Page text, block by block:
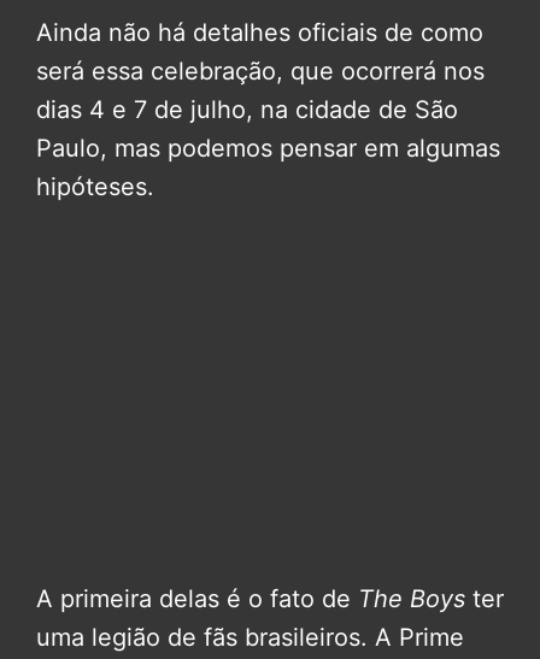
Ainda não há detalhes oficiais de como
será essa celebração, que ocorrerá nos
dias 4 e 7 de julho, na cidade de São
Paulo, mas podemos pensar em algumas
hipóteses.
A primeira delas é o fato de The Boys ter
uma legião de fãs brasileiros. A Prime